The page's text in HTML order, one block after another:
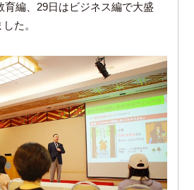
育編、29日はビジネス編で大盛
た。